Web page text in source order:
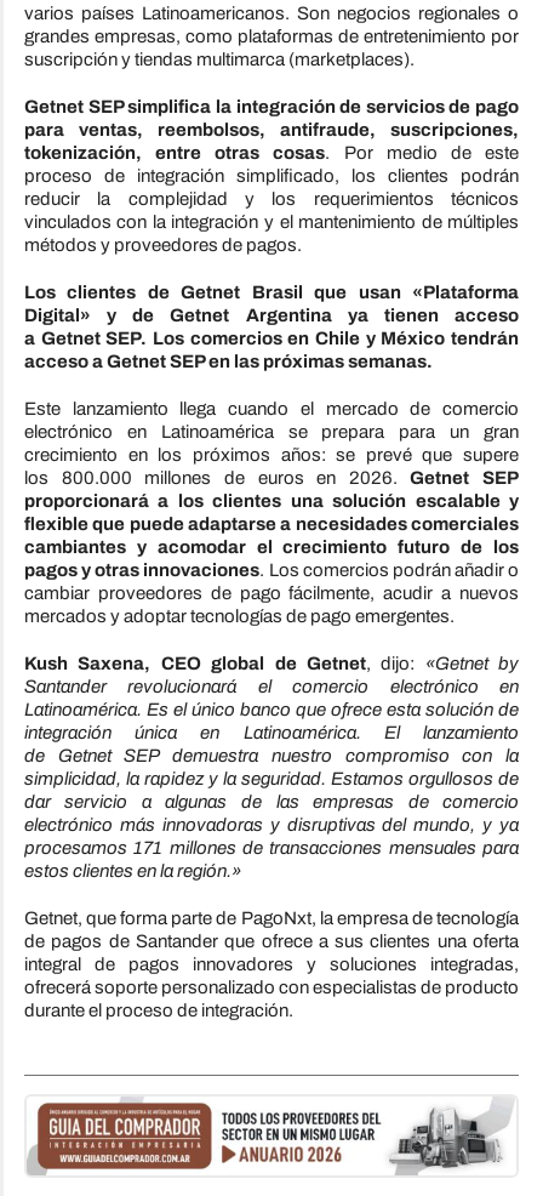
varios países Latinoamericanos. Son negocios regionales o
grandes empresas, como plataformas de entretenimiento por
suscripción y tiendas multimarca (marketplaces).
Getnet SEP simplifica la integración de servicios de pago
para ventas, reembolsos, antifraude, suscripciones,
tokenización, entre otras cosas. Por medio de este
proceso de integración simplificado, los clientes podrán
reducir la complejidad y los requerimientos técnicos
vinculados con la integración y el mantenimiento de múltiples
métodos y proveedores de pagos.
Los clientes de Getnet Brasil que usan «Plataforma
Digital» y de Getnet Argentina ya tienen acceso
a Getnet SEP. Los comercios en Chile y México tendrán
acceso a Getnet SEP en las próximas semanas.
Este lanzamiento llega cuando el mercado de comercio
electrónico en Latinoamérica se prepara para un gran
crecimiento en los próximos años: se prevé que supere
los 800.000 millones de euros en 2026.Getnet SEP
proporcionará a los clientes una solución escalable y
flexible que puede adaptarse a necesidades comerciales
cambiantes y acomodar el crecimiento futuro de los
pagos y otras innovaciones. Los comercios podrán añadir o
cambiar proveedores de pago fácilmente, acudir a nuevos
mercados y adoptar tecnologías de pago emergentes.
Kush Saxena, CEO global de Getnet, dijo: «Getnet by
Santander revolucionará el comercio electrónico en
Latinoamérica. Es el único banco que ofrece esta solución de
integración única en Latinoamérica. El lanzamiento
de Getnet SEP demuestra nuestro compromiso con la
simplicidad, la rapidez y la seguridad. Estamos orgullosos de
dar servicio a algunas de las empresas de comercio
electrónico más innovadoras y disruptivas del mundo, y ya
procesamos 171 millones de transacciones mensuales para
estos clientes en la región.»
Getnet, que forma parte de PagoNxt, la empresa de tecnología
de pagos de Santander que ofrece a sus clientes una oferta
integral de pagos innovadores y soluciones integradas,
ofrecerá soporte personalizado con especialistas de producto
durante el proceso de integración.